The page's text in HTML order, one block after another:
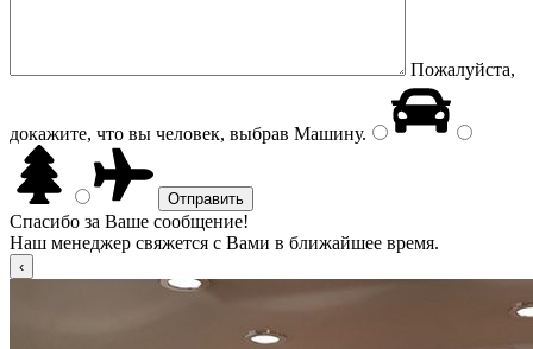
Пожалуйста,
докажите, что вы человек, выбрав Машину.
Спасибо за Ваше сообщение!
Наш менеджер свяжется с Вами в ближайшее время.